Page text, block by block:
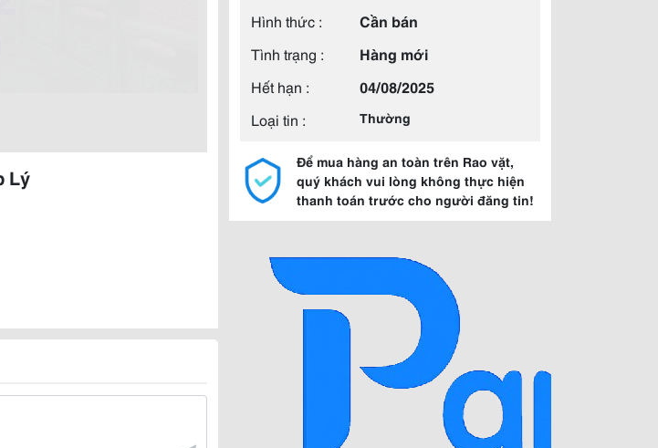
Lý
Hình thức :
Cần bán
Tình trạng :
Hàng mới
Hết hạn :
04/08/2025
Loại tin :
Thường
Để mua hàng an toàn trên Rao vặt,
quý khách vui lòng không thực hiện
thanh toán trước cho người đăng tin!